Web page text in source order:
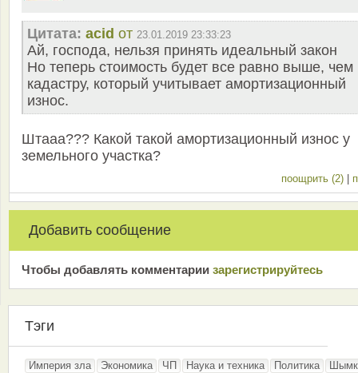
Цитата: acid от 23.01.2019 23:33:23
Ай, господа, нельзя принять идеальный закон
Но теперь стоимость будет все равно выше, чем
кадастру, который учитывает амортизационный
износ.
Штааа??? Какой такой амортизационный износ у
земельного участка?
поощрить (2)
Добавить сообщение
Чтобы добавлять комментарии зарeгиcтрирyйтeсь
Тэги
Империя зла Экономика ЧП Наука и техника Политика